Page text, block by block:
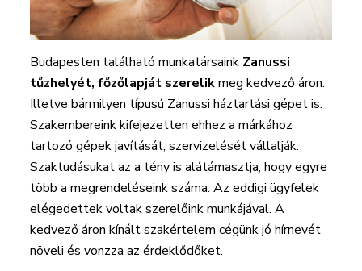
Budapesten található munkatársaink Zanussi
tűzhelyét, főzőlapját szerelikmeg kedvező áron.
Illetve bármilyen típusú Zanussi háztartási gépet is.
Szakembereink kifejezetten ehhez a márkához
tartozó gépek javítását, szervizelését vállalják.
Szaktudásukat az a tény is alátámasztja, hogy egyre
több a megrendeléseink száma. Az eddigi ügyfelek
elégedettek voltak szerelőink munkájával. A
kedvező áron kínált szakértelem cégünk jó hírnevét
növeli és vonzza az érdeklődőket.